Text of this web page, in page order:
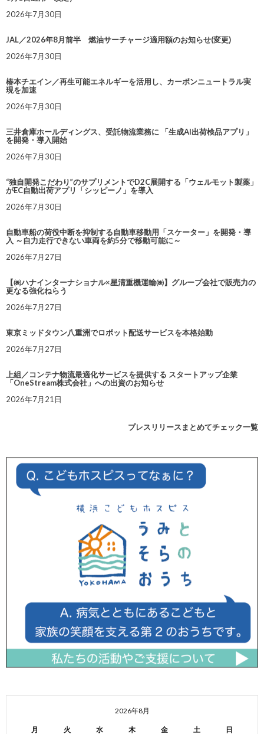
2026年7月30日
JAL／2026年8月前半 燃油サーチャージ適用額のお知らせ(変更)
2026年7月30日
椿本チエイン／再生可能エネルギーを活用し、カーボンニュートラル実
現を加速
2026年7月30日
三井倉庫ホールディングス、受託物流業務に 「生成AI出荷検品アプリ」
を開発・導入開始
2026年7月30日
“独自開発こだわり”のサプリメントでD2C展開する「ウェルモット製薬」
がEC自動出荷アプリ「シッピーノ」を導入
2026年7月30日
自動車船の荷役中断を抑制する自動車移動用「スケーター」を開発・導
入 ～自力走行できない車両を約5分で移動可能に～
2026年7月27日
【㈱ハナインターナショナル×星清重機運輸㈱】グループ会社で販売力の
更なる強化ねらう
2026年7月27日
東京ミッドタウン八重洲でロボット配送サービスを本格始動
2026年7月27日
上組／コンテナ物流最適化サービスを提供する スタートアップ企業
「OneStream株式会社」への出資のお知らせ
2026年7月21日
プレスリリースまとめてチェック一覧
2026年8月
月 火 水 木 金 土 日